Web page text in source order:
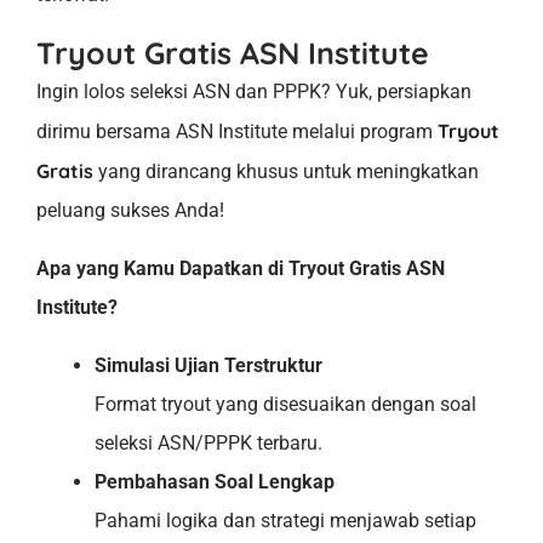
Tryout Gratis ASN Institute
Ingin lolos seleksi ASN dan PPPK? Yuk, persiapkan
dirimu bersama ASN Institute melalui program Tryout
Gratis yang dirancang khusus untuk meningkatkan
peluang sukses Anda!
Apa yang Kamu Dapatkan di Tryout Gratis ASN
Institute?
Simulasi Ujian Terstruktur
Format tryout yang disesuaikan dengan soal
seleksi ASN/PPPK terbaru.
Pembahasan Soal Lengkap
Pahami logika dan strategi menjawab setiap